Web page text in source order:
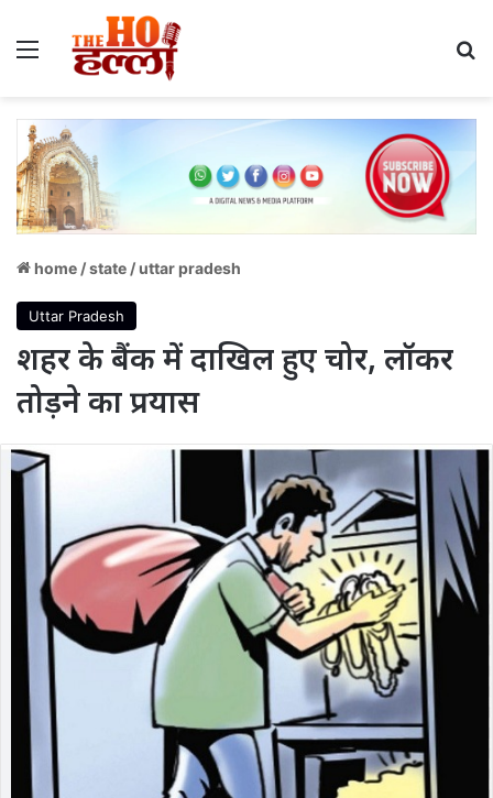
Menu
home /state /uttar pradesh
Uttar Pradesh
शहर के बैंक में दाखिल हुए चोर, लॉकर
तोड़ने का प्रयास